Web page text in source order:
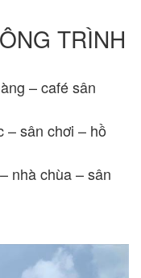
TRÌNH
– café sân
– sân chơi – hồ
nhà chùa – sân